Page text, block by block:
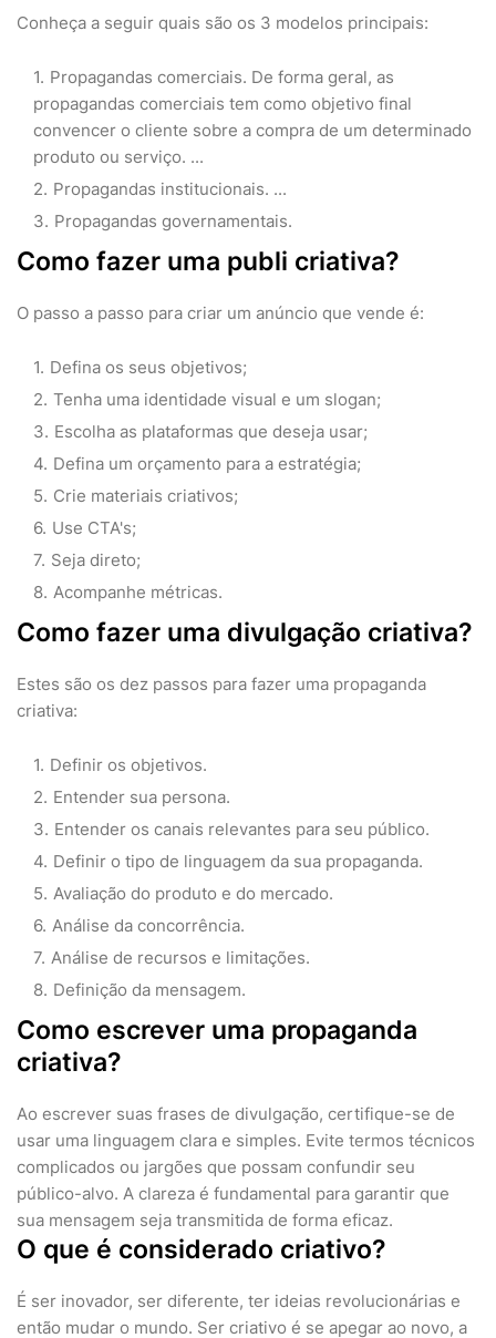
Conheça a seguir quais são os 3 modelos principais:
Propagandas comerciais. De forma geral, as
propagandas comerciais tem como objetivo final
convencer o cliente sobre a compra de um determinado
produto ou serviço. ...
Propagandas institucionais. ...
Propagandas governamentais.
Como fazer uma publi criativa?
O passo a passo para criar um anúncio que vende é:
Defina os seus objetivos;
Tenha uma identidade visual e um slogan;
Escolha as plataformas que deseja usar;
Defina um orçamento para a estratégia;
Crie materiais criativos;
Use CTA's;
Seja direto;
Acompanhe métricas.
Como fazer uma divulgação criativa?
Estes são os dez passos para fazer uma propaganda
criativa:
Definir os objetivos.
Entender sua persona.
Entender os canais relevantes para seu público.
Definir o tipo de linguagem da sua propaganda.
Avaliação do produto e do mercado.
Análise da concorrência.
Análise de recursos e limitações.
Definição da mensagem.
Como escrever uma propaganda
criativa?
Ao escrever suas frases de divulgação, certifique-se de
usar uma linguagem clara e simples. Evite termos técnicos
complicados ou jargões que possam confundir seu
público-alvo. A clareza é fundamental para garantir que
sua mensagem seja transmitida de forma eficaz.
O que é considerado criativo?
É ser inovador, ser diferente, ter ideias revolucionárias e
então mudar o mundo. Ser criativo é se apegar ao novo, a